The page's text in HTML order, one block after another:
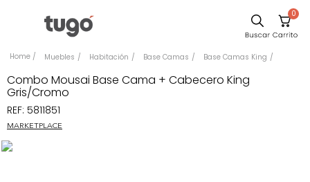
0
Muebles Habitación Base Camas Base Camas King
Combo Mousai Base Cama + Cabecero King
Gris/Cromo
REF: 5811851
MARKETPLACE
Comedor
Silla
Escritorio